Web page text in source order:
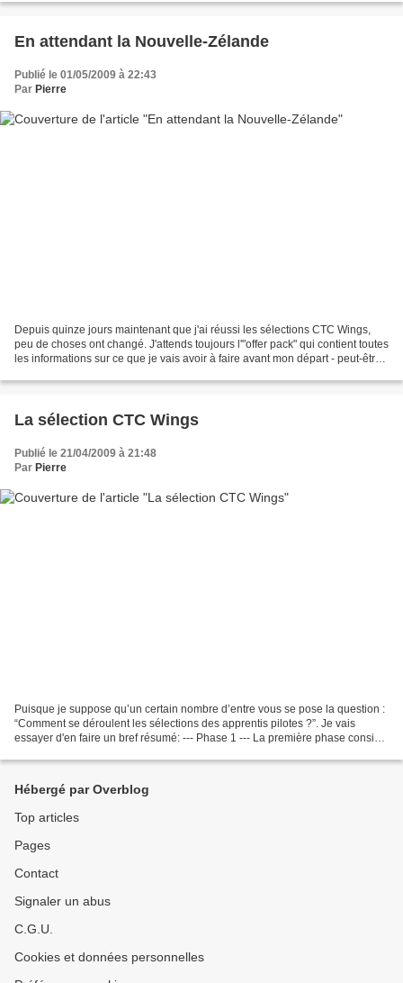
En attendant la Nouvelle-Zélande
Publié le 01/05/2009 à 22:43
Par Pierre
Depuis quinze jours maintenant que j'ai réussi les sélections CTC Wings,
peu de choses ont changé. J'attends toujours l'"offer pack" qui contient toutes
les informations sur ce que je vais avoir à faire avant mon départ - peut-être
La sélection CTC Wings
Publié le 21/04/2009 à 21:48
Par Pierre
Puisque je suppose qu’un certain nombre d’entre vous se pose la question :
“Comment se déroulent les sélections des apprentis pilotes ?”. Je vais
essayer d'en faire un bref résumé: --- Phase 1 --- La première phase consiste
Hébergé par Overblog
Top articles
Pages
Contact
Signaler un abus
C.G.U.
Cookies et données personnelles